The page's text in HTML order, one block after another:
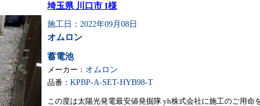
埼玉県 川口市 I様
施工日：2022年09月08日
オムロン
蓄電池
メーカー： オムロン
品番： KPBP-A-SET-HYB98-T
この度は太陽光発電最安値発掘隊 yh株式会社に施工のご用命